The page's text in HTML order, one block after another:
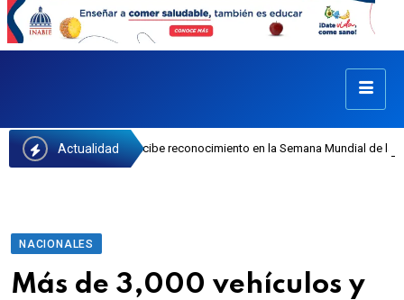
Actualidad
recibe reconocimiento en la Semana Mundial de la Lactancia Materna
NACIONALES
Más de 3,000 vehículos y